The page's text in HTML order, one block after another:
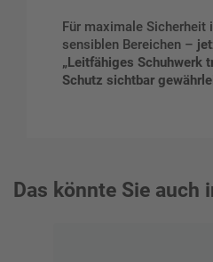
Für maximale
sensiblen Bereichen –
„Leitfähiges Schuhwerk
Schutz sichtbar
Das könnte Sie auch